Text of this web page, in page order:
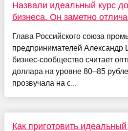
Назвали идеальный курс
бизнеса. Он заметно
Глава Российского союза
предпринимателей Александр
бизнес-сообщество считает
доллара на уровне 80–85
прозвучала на с...
Как приготовить